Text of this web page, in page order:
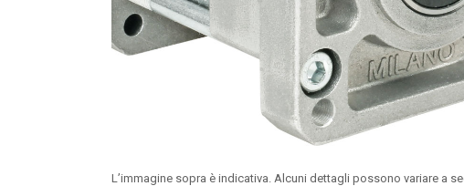
L’immagine sopra è indicativa. Alcuni dettagli possono variare a